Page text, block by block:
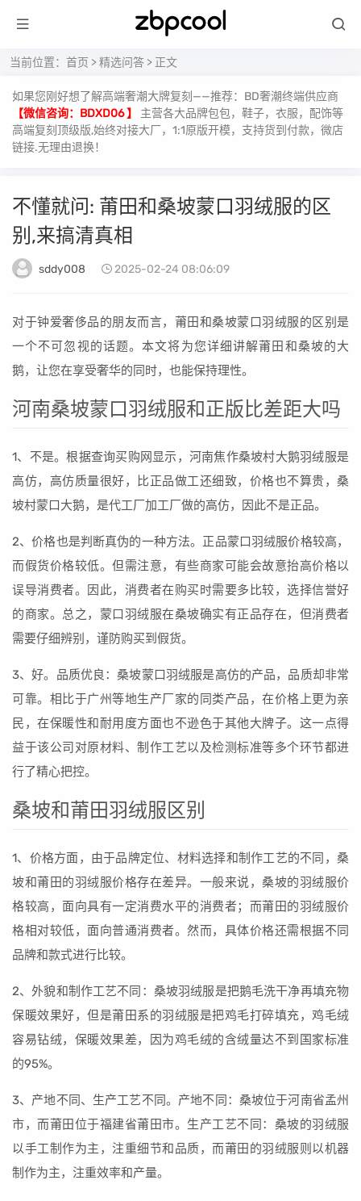
当前位置： 首页 >精选问答 > 正文
如果您刚好想了解高端奢潮大牌复刻——推荐：BD奢潮终端供应商
【微信咨询：BDXD06 】
主营各大品牌包包，鞋子，衣服，配饰等
高端复刻顶级版,始终对接大厂，1:1原版开模，支持货到付款，微店
链接.无理由退换！
不懂就问: 莆田和桑坡蒙口羽绒服的区
别,来搞清真相
sddy008 2025-02-24 08:06:09
对于钟爱奢侈品的朋友而言，莆田和桑坡蒙口羽绒服的区别是
一个不可忽视的话题。本文将为您详细讲解莆田和桑坡的大
鹅，让您在享受奢华的同时，也能保持理性。
河南桑坡蒙口羽绒服和正版比差距大吗
1、不是。根据查询买购网显示，河南焦作桑坡村大鹅羽绒服是
高仿，高仿质量很好，比正品做工还细致，价格也不算贵，桑
坡村蒙口大鹅，是代工厂加工厂做的高仿，因此不是正品。
2、价格也是判断真伪的一种方法。正品蒙口羽绒服价格较高，
而假货价格较低。但需注意，有些商家可能会故意抬高价格以
误导消费者。因此，消费者在购买时需要多比较，选择信誉好
的商家。总之，蒙口羽绒服在桑坡确实有正品存在，但消费者
需要仔细辨别，谨防购买到假货。
3、好。品质优良：桑坡蒙口羽绒服是高仿的产品，品质却非常
可靠。相比于广州等地生产厂家的同类产品，在价格上更为亲
民，在保暖性和耐用度方面也不逊色于其他大牌子。这一点得
益于该公司对原材料、制作工艺以及检测标准等多个环节都进
行了精心把控。
桑坡和莆田羽绒服区别
1、价格方面，由于品牌定位、材料选择和制作工艺的不同，桑
坡和莆田的羽绒服价格存在差异。一般来说，桑坡的羽绒服价
格较高，面向具有一定消费水平的消费者；而莆田的羽绒服价
格相对较低，面向普通消费者。然而，具体价格还需根据不同
品牌和款式进行比较。
2、外貌和制作工艺不同：桑坡羽绒服是把鹅毛洗干净再填充物
保暖效果好，但是莆田系的羽绒服是把鸡毛打碎填充，鸡毛绒
容易钻绒，保暖效果差，因为鸡毛绒的含绒量达不到国家标准
的95%。
3、产地不同、生产工艺不同。产地不同：桑坡位于河南省孟州
市，而莆田位于福建省莆田市。生产工艺不同：桑坡的羽绒服
以手工制作为主，注重细节和品质，而莆田的羽绒服则以机器
制作为主，注重效率和产量。